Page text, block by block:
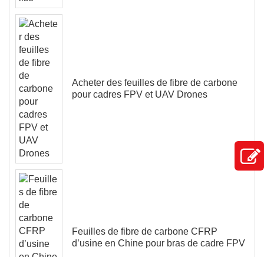
Acheter des feuilles de fibre de carbone
pour cadres FPV et UAV Drones
Feuilles de fibre de carbone CFRP
d’usine en Chine pour bras de cadre FPV